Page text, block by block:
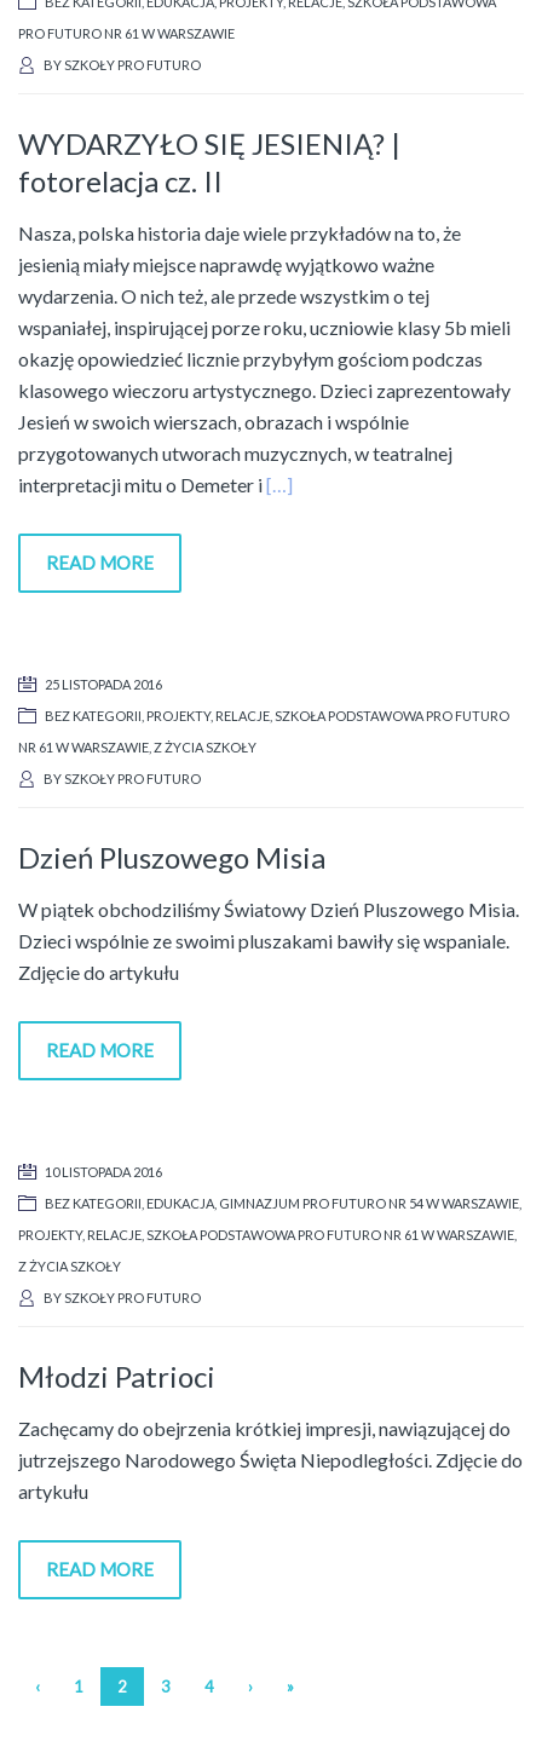
PRO FUTURO NR 61 W WARSZAWIE
BYSZKOŁY PRO FUTURO
WYDARZYŁO SIĘ JESIENIĄ? |
fotorelacja cz. II
Nasza, polska historia daje wiele przykładów na to, że
jesienią miały miejsce naprawdę wyjątkowo ważne
wydarzenia. O nich też, ale przede wszystkim o tej
wspaniałej, inspirującej porze roku, uczniowie klasy 5b mieli
okazję opowiedzieć licznie przybyłym gościom podczas
klasowego wieczoru artystycznego. Dzieci zaprezentowały
Jesień w swoich wierszach, obrazach i wspólnie
przygotowanych utworach muzycznych, w teatralnej
interpretacji mitu o Demeter i[…]
READ MORE
25 LISTOPADA 2016
BEZ KATEGORII PROJEKTY, RELACJE SZKOŁA PODSTAWOWA PRO FUTURO
NR 61 W WARSZAWIE Z ŻYCIA SZKOŁY
BYSZKOŁY PRO FUTURO
Dzień Pluszowego Misia
W piątek obchodziliśmy Światowy Dzień Pluszowego Misia.
Dzieci wspólnie ze swoimi pluszakami bawiły się wspaniale.
Zdjęcie do artykułu
READ MORE
10 LISTOPADA 2016
BEZ KATEGORII EDUKACJA GIMNAZJUM PRO FUTURO NR 54 W WARSZAWIE
PROJEKTY, RELACJE SZKOŁA PODSTAWOWA PRO FUTURO NR 61 W WARSZAWIE
Z ŻYCIA SZKOŁY
BYSZKOŁY PRO FUTURO
Młodzi Patrioci
Zachęcamy do obejrzenia krótkiej impresji, nawiązującej do
jutrzejszego Narodowego Święta Niepodległości. Zdjęcie do
artykułu
READ MORE
‹ 1 2 3 4 › »